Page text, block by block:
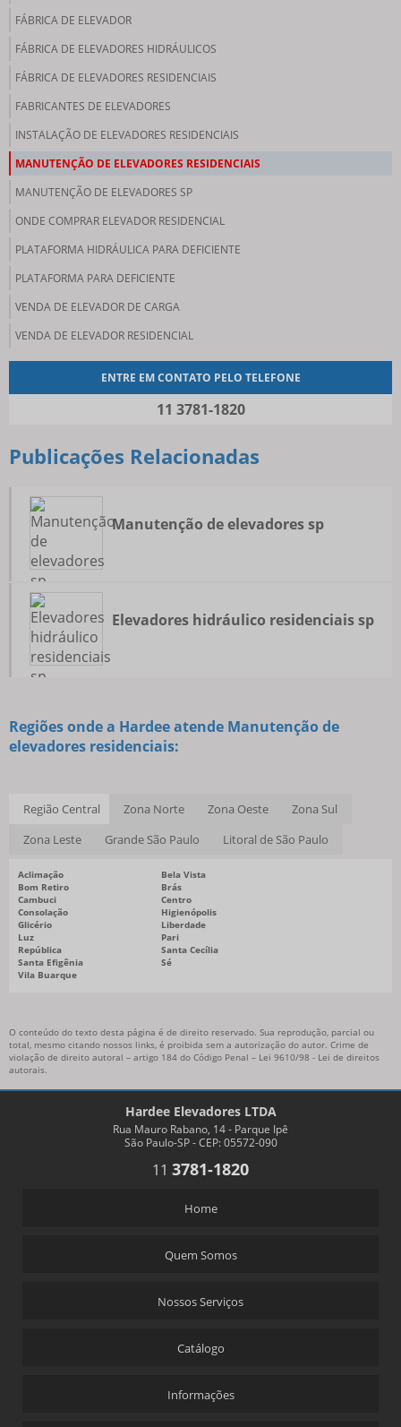
FÁBRICA DE ELEVADOR
FÁBRICA DE ELEVADORES HIDRÁULICOS
FÁBRICA DE ELEVADORES RESIDENCIAIS
FABRICANTES DE ELEVADORES
INSTALAÇÃO DE ELEVADORES RESIDENCIAIS
MANUTENÇÃO DE ELEVADORES RESIDENCIAIS
MANUTENÇÃO DE ELEVADORES SP
ONDE COMPRAR ELEVADOR RESIDENCIAL
PLATAFORMA HIDRÁULICA PARA DEFICIENTE
PLATAFORMA PARA DEFICIENTE
VENDA DE ELEVADOR DE CARGA
VENDA DE ELEVADOR RESIDENCIAL
ENTRE EM CONTATO PELO TELEFONE
11 3781-1820
Publicações Relacionadas
Manutenção de elevadores sp
Elevadores hidráulico residenciais sp
Regiões onde a Hardee atende Manutenção de
elevadores residenciais:
Região Central Zona Norte Zona Oeste
Zona Sul
Zona Leste
Grande São Paulo Litoral de São Paulo
Aclimação
Bela Vista
Bom Retiro
Brás
Cambuci
Centro
Consolação
Higienópolis
Glicério
Liberdade
Luz
Pari
República
Santa Cecília
Santa Efigênia
Sé
Vila Buarque
O conteúdo do texto desta página é de direito reservado. Sua reprodução, parcial ou
total, mesmo citando nossos links, é proibida sem a autorização do autor. Crime de
violação de direito autoral – artigo 184 do Código Penal – Lei 9610/98 - Lei de direitos
autorais
Hardee Elevadores LTDA
Rua Mauro Rabano, 14 - Parque Ipê
São Paulo-SP - CEP: 05572-090
11 3781-1820
Home
Quem Somos
Nossos Serviços
Catálogo
Informações